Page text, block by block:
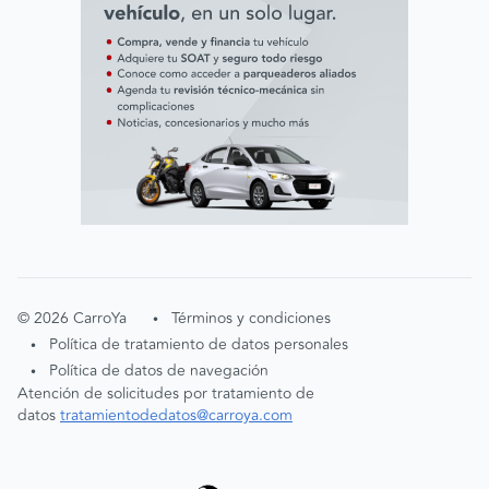
©2026 CarroYa • Términos y condiciones
• Política de tratamiento de datos personales
•
Política de datos de navegación
Atención de solicitudes por tratamiento de
datostratamientodedatos@carroya.com